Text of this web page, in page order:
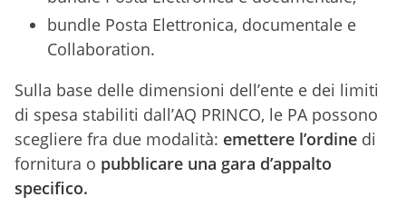
bundle Posta Elettronica, documentale e
Collaboration.
Sulla base delle dimensioni dell’ente e dei limiti
di spesa stabiliti dall’AQ PRINCO, le PA possono
scegliere fra due modalità: emettere l’ordine di
fornitura o pubblicare una gara d’appalto
specifico.